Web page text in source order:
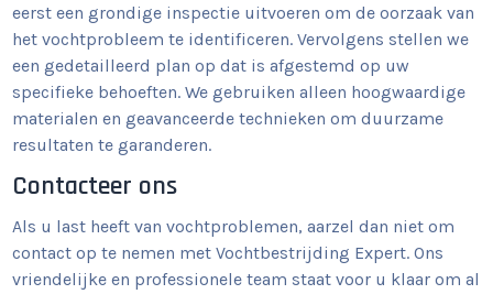
eerst een grondige inspectie uitvoeren om de oorzaak van
het vochtprobleem te identificeren. Vervolgens stellen we
een gedetailleerd plan op dat is afgestemd op uw
specifieke behoeften. We gebruiken alleen hoogwaardige
materialen en geavanceerde technieken om duurzame
resultaten te garanderen.
Contacteer ons
Als u last heeft van vochtproblemen, aarzel dan niet om
contact op te nemen met Vochtbestrijding Expert. Ons
vriendelijke en professionele team staat voor u klaar om al